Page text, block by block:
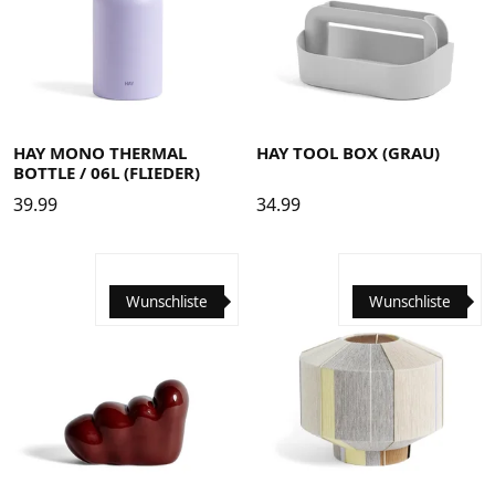
HAY MONO THERMAL
BOTTLE / 06L (FLIEDER)
39.99
HAY TOOL BOX (GRAU)
34.99
Wunschliste Wunschliste